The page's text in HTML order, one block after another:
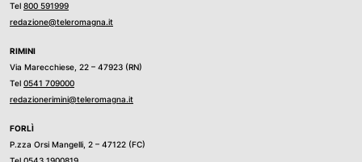
Tel 800 591999
redazione@teleromagna.it
RIMINI
Via Marecchiese, 22 – 47923 (RN)
Tel 0541 709000
redazionerimini@teleromagna.it
FORLÌ
P.zza Orsi Mangelli, 2 – 47122 (FC)